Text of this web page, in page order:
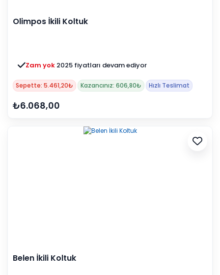
Olimpos İkili Koltuk
Zam yok 2025 fiyatları devam ediyor
Sepette: 5.461,20₺ Kazancınız: 606,80₺ Hızlı Teslimat
₺6.068,00
Belen İkili Koltuk